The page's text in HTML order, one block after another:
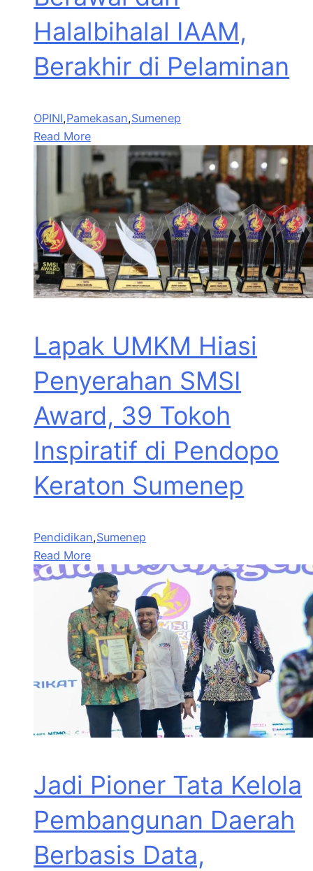
Halalbihalal IAAM,
Berakhir di Pelaminan
OPINI,Pamekasan,Sumenep
Read More
Lapak UMKM Hiasi
Penyerahan SMSI
Award, 39 Tokoh
Inspiratif di Pendopo
Keraton Sumenep
Pendidikan,Sumenep
Read More
Jadi Pioner Tata Kelola
Pembangunan Daerah
Berbasis Data,